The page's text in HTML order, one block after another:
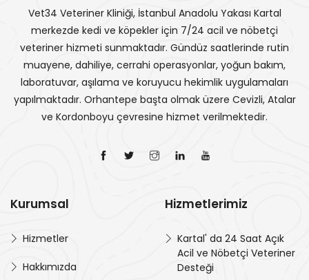
Vet34 Veteriner Kliniği, İstanbul Anadolu Yakası Kartal
merkezde kedi ve köpekler için 7/24 acil ve nöbetçi
veteriner hizmeti sunmaktadır. Gündüz saatlerinde rutin
muayene, dahiliye, cerrahi operasyonlar, yoğun bakım,
laboratuvar, aşılama ve koruyucu hekimlik uygulamaları
yapılmaktadır. Orhantepe başta olmak üzere Cevizli, Atalar
ve Kordonboyu çevresine hizmet verilmektedir.
Kurumsal
Hizmetler
Hakkımızda
Hizmetlerimiz
Kartal' da 24 Saat Açık
Acil ve Nöbetçi Veteriner
Desteği